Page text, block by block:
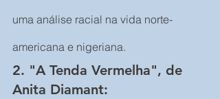
uma análise racial na vida norte-
americana e nigeriana.
2. "A Tenda Vermelha", de
Anita Diamant: